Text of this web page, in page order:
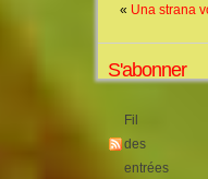
« Una strana
S'abonner
Fil
des
entrées